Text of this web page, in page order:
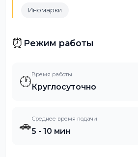
Иномарки
⏰ Режим работы
🕐Время работы
Круглосуточно
🚗Среднее время подачи
5 - 10 мин